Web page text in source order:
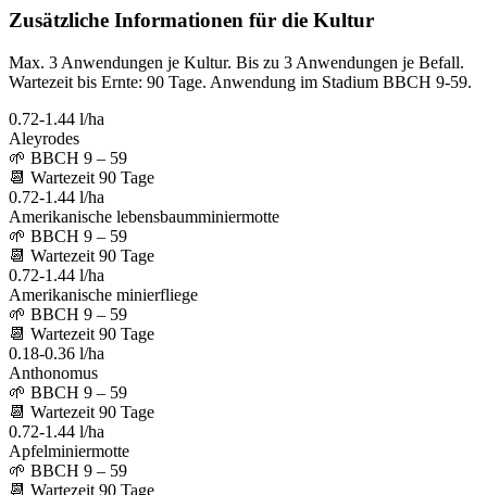
Zusätzliche Informationen für die Kultur
Max. 3 Anwendungen je Kultur. Bis zu 3 Anwendungen je Befall.
Wartezeit bis Ernte: 90 Tage. Anwendung im Stadium BBCH 9-59.
0.72-1.44 l/ha
Aleyrodes
🌱 BBCH 9 – 59
📆 Wartezeit 90 Tage
0.72-1.44 l/ha
Amerikanische lebensbaumminiermotte
🌱 BBCH 9 – 59
📆 Wartezeit 90 Tage
0.72-1.44 l/ha
Amerikanische minierfliege
🌱 BBCH 9 – 59
📆 Wartezeit 90 Tage
0.18-0.36 l/ha
Anthonomus
🌱 BBCH 9 – 59
📆 Wartezeit 90 Tage
0.72-1.44 l/ha
Apfelminiermotte
🌱 BBCH 9 – 59
📆 Wartezeit 90 Tage